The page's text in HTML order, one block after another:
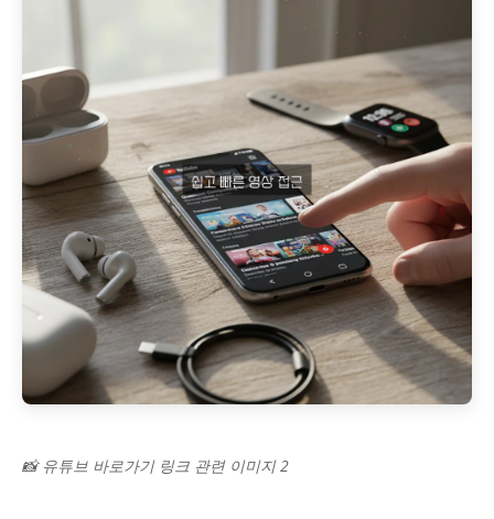
📸 유튜브 바로가기 링크 관련 이미지 2